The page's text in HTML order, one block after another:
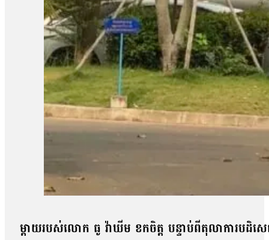
ម្ដាយរបស់លោក ធូ វ៉ាឃីម ខកចិត្ត បន្ទាប់ពីតុលាការប